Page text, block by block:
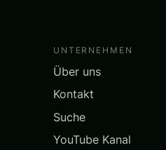
UNTERNEHMEN
Über uns
Kontakt
Suche
YouTube Kanal